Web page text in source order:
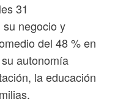
31
negocio y
del 48 % en
autonomía
la educación